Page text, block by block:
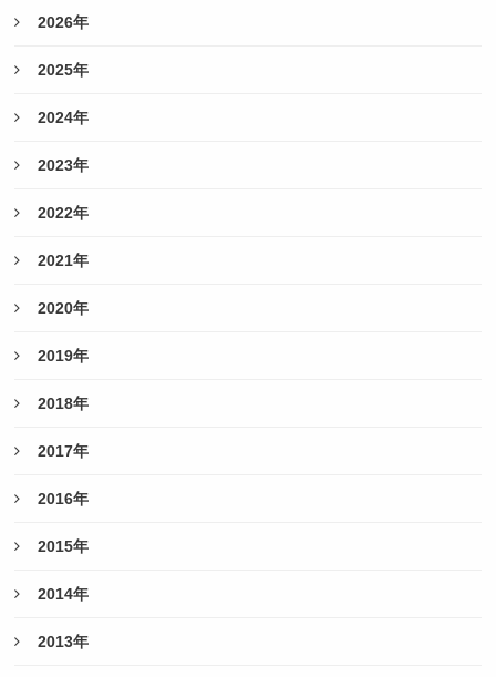
2026年
2025年
2024年
2023年
2022年
2021年
2020年
2019年
2018年
2017年
2016年
2015年
2014年
2013年